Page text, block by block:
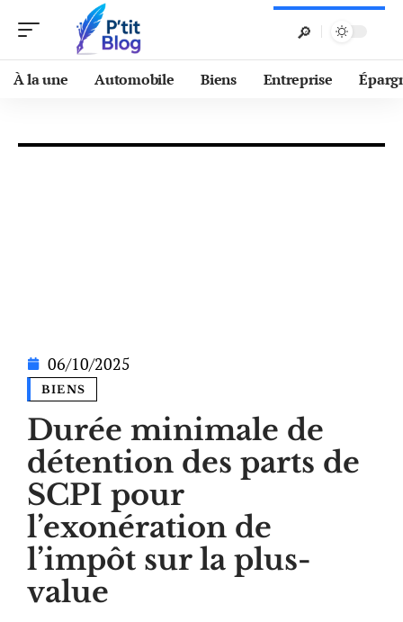
À la une Automobile Biens Entreprise
06/10/2025
BIENS
Durée minimale de
détention des parts de
SCPI pour
l’exonération de
l’impôt sur la plus-
value